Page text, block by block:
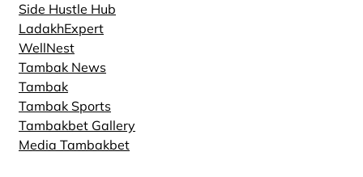
Side Hustle Hub
LadakhExpert
WellNest
Tambak News
Tambak
Tambak Sports
Tambakbet Gallery
Media Tambakbet